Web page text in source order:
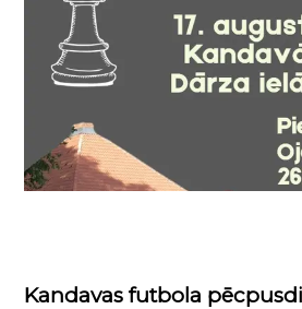
Kandavas futbola